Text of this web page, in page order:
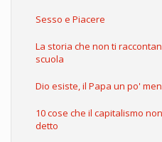
Sesso e Piacere
La storia che non ti
scuola
Dio esiste, il Papa un po'
10 cose che il capitalismo
detto